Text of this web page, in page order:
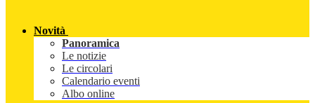
Novità
Panoramica
Le notizie
Le circolari
Calendario eventi
Albo online